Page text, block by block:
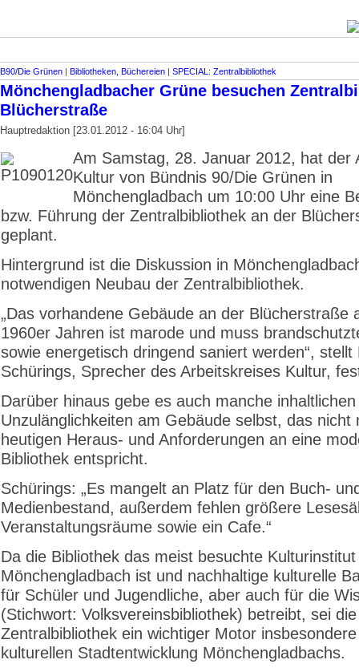
B90/Die Grünen | Bibliotheken, Büchereien | SPECIAL: Zentralbibliothek
Mönchengladbacher Grüne besuchen
Blücherstraße
Hauptredaktion [23.01.2012 - 16:04 Uhr]
Am Samstag, 28. Januar 2012, hat der
Kultur von Bündnis 90/Die Grünen in
Mönchengladbach um 10:00 Uhr eine
bzw. Führung der Zentralbibliothek an der
geplant.
Hintergrund ist die Diskussion in
notwendigen Neubau der Zentralbibliothek.
„Das vorhandene Gebäude an der Blücherstraße
1960er Jahren ist marode und muss
sowie energetisch dringend saniert werden“, stellt
Schürings, Sprecher des Arbeitskreises Kultur,
Darüber hinaus gebe es auch manche inhaltlichen
Unzulänglichkeiten am Gebäude selbst, das nicht
heutigen Heraus- und Anforderungen an eine
Bibliothek entspricht.
Schürings: „Es mangelt an Platz für den Buch-
Medienbestand, außerdem fehlen größere
Veranstaltungsräume sowie ein Cafe.“
Da die Bibliothek das meist besuchte
Mönchengladbach ist und nachhaltige kulturelle
für Schüler und Jugendliche, aber auch für die
(Stichwort: Volksvereinsbibliothek) betreibt, sei die
Zentralbibliothek ein wichtiger Motor
kulturellen Stadtentwicklung Mönchengladbachs.